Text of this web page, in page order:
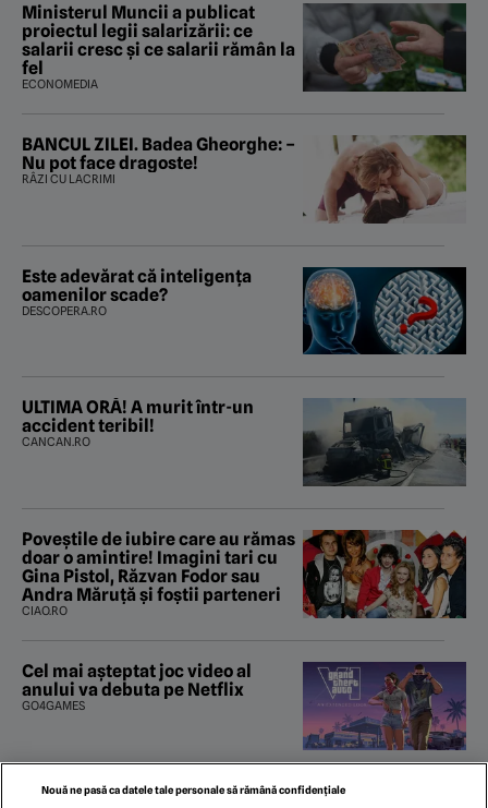
Ministerul Muncii a publicat
proiectul legii salarizării: ce
salarii cresc și ce salarii rămân la
fel
ECONOMEDIA
BANCUL ZILEI. Badea Gheorghe: –
Nu pot face dragoste!
RÂZI CU LACRIMI
Este adevărat că inteligența
oamenilor scade?
DESCOPERA.RO
ULTIMA ORĂ! A murit într-un
accident teribil!
CANCAN.RO
Poveştile de iubire care au rămas
doar o amintire! Imagini tari cu
Gina Pistol, Răzvan Fodor sau
Andra Măruţă şi foştii parteneri
CIAO.RO
Cel mai așteptat joc video al
anului va debuta pe Netflix
GO4GAMES
Ce se întâmplă dacă trebuie să
Nouă ne pasă ca datele tale personale să rămână confidențiale